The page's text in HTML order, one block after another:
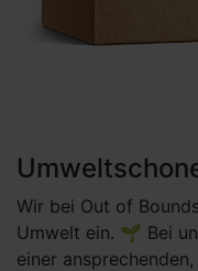
Wir bei Out of
Umwelt ein. 🌱 Bei
einer